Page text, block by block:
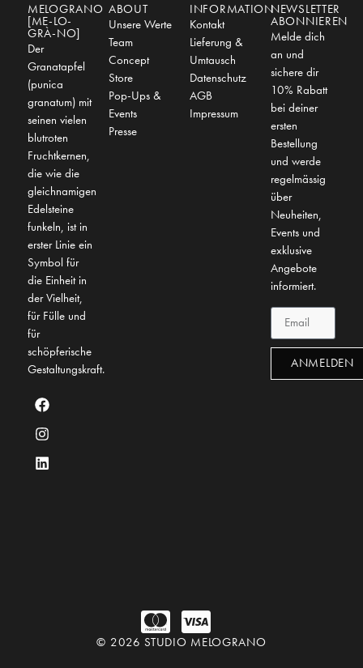
MELOGRANO
[ME-LO-
GRÀ-NO]
Der
Granatapfel
(punica
granatum) mit
seinen vielen
blutroten
Fruchtkernen,
die wie die
gleichnamigen
Edelsteine
funkeln, ist in
erster Linie ein
Symbol für
die Einheit in
der Vielheit,
für Fülle und
für
schöpferische
Gestaltungskraft.
ABOUT
Unsere Werte
Team
Concept
Store
Pop-Ups &
Events
Presse
INFORMATION
Kontakt
Lieferung &
Umtausch
Datenschutz
AGB
Impressum
NEWSLETTER
ABONNIEREN
Melde dich
an und
sichere dir
10% Rabatt
bei deiner
ersten
Bestellung
und werde
regelmässig
über
Neuheiten,
Events und
exklusive
Angebote
informiert.
ANMELDEN
© 2026 STUDIO MELOGRANO